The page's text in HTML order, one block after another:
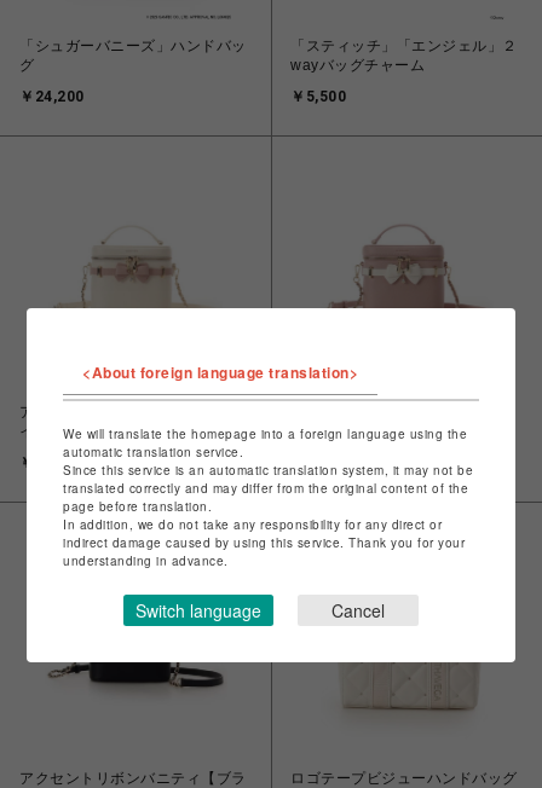
「シュガーバニーズ」ハンドバッ
グ
￥24,200
「スティッチ」「エンジェル」２
wayバッグチャーム
￥5,500
アクセントリボンバニティ【ホワ
イト】
￥18,700
ク】
￥18,700
アクセントリボンバニティ【ブラ
ロゴテープビジューハンドバッグ
<About foreign language translation>
We will translate the homepage into a foreign language using the
automatic translation service.
Since this service is an automatic translation system, it may not be
translated correctly and may differ from the original content of the
page before translation.
In addition, we do not take any responsibility for any direct or
indirect damage caused by using this service. Thank you for your
understanding in advance.
Switch language Cancel